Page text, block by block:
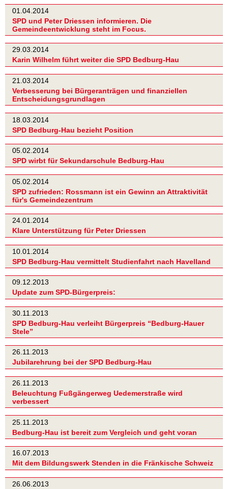
01.04.2014
SPD und Peter Driessen informieren. Die
Gemeindeentwicklung steht im Focus.
29.03.2014
Karin Wilhelm führt weiter die SPD Bedburg-Hau
21.03.2014
Verbesserung bei Bürgeranträgen und finanziellen
Entscheidungsgrundlagen
18.03.2014
SPD Bedburg-Hau bezieht Position
05.02.2014
SPD wirbt für Sekundarschule Bedburg-Hau
05.02.2014
SPD zufrieden: Rossmann ist ein Gewinn an Attraktivität
für's Gemeindezentrum
24.01.2014
Klare Unterstützung für Peter Driessen
10.01.2014
SPD Bedburg-Hau vermittelt Studienfahrt nach Havelland
09.12.2013
Update zum SPD-Bürgerpreis:
30.11.2013
SPD Bedburg-Hau verleiht Bürgerpreis “Bedburg-Hauer
Stele”
26.11.2013
Jubilarehrung bei der SPD Bedburg-Hau
26.11.2013
Beleuchtung Fußgängerweg Uedemerstraße wird
verbessert
25.11.2013
Bedburg-Hau ist bereit zum Vergleich und geht voran
16.07.2013
Mit dem Bildungswerk Stenden in die Fränkische Schweiz
26.06.2013